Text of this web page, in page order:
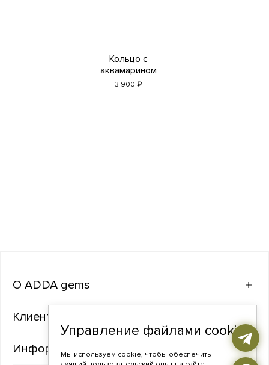
Кольцо с
аквамарином
3 900 ₽
ADDA gems
Клиентам
Информация
Управление файлами cookie
Мы используем cookie, чтобы обеспечить